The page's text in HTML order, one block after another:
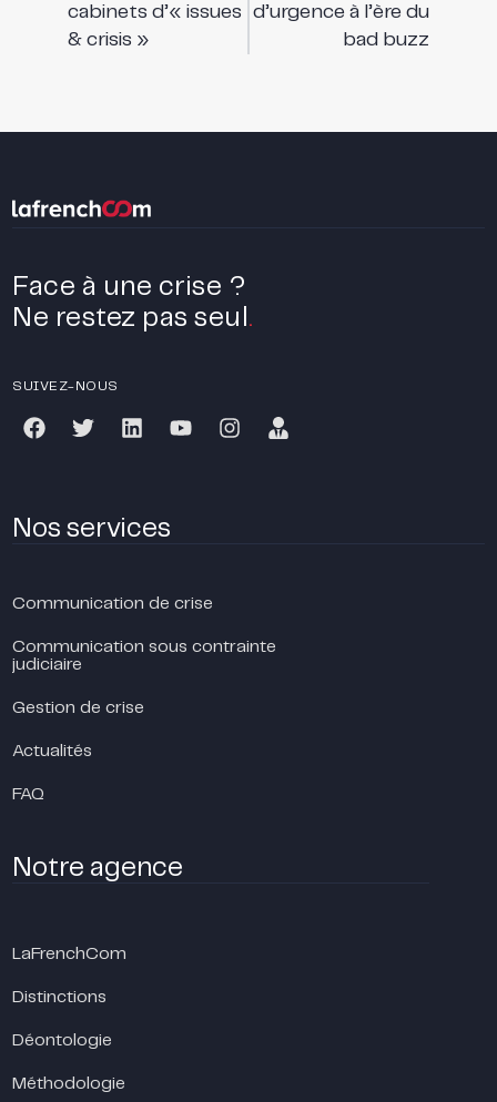
cabinets d’« issues
& crisis »
d’urgence à l’ère du
bad buzz
Face à une crise ?
Ne restez pas seul .
SUIVEZ-NOUS
Nos services
Communication de crise
Communication sous contrainte
judiciaire
Gestion de crise
Actualités
FAQ
Notre agence
LaFrenchCom
Distinctions
Déontologie
Méthodologie